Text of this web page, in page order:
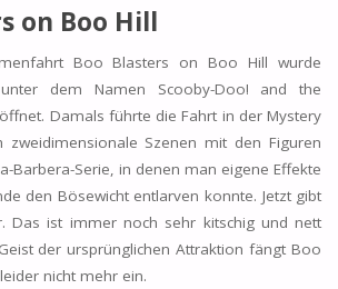
on Boo Hill
Boo Blasters on Boo Hill wurde
dem Namen Scooby-Doo! and the
Damals führte die Fahrt in der Mystery
zweidimensionale Szenen mit den Figuren
Barbera-Serie, in denen man eigene Effekte
den Bösewicht entlarven konnte. Jetzt gibt
Das ist immer noch sehr kitschig und nett
der ursprünglichen Attraktion fängt Boo
nicht mehr ein.